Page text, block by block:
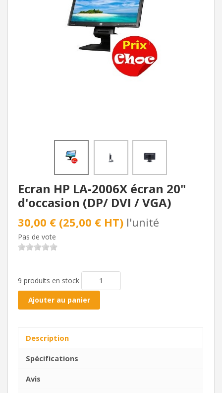
Ecran HP LA-2006X écran 20"
d'occasion (DP/ DVI / VGA)
30,00 € (25,00 € HT) l'unité
Pas de vote
9 produits en stock
Ajouter au panier
Description
Spécifications
Avis